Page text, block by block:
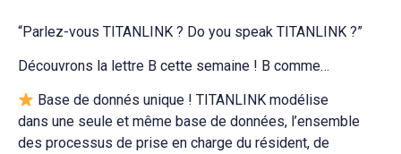
“Parlez-vous TITANLINK ? Do you speak TITANLINK ?”
Découvrons la lettre B cette semaine ! B comme…
Base de donnés unique ! TITANLINK modélise
dans une seule et même base de données, l’ensemble
des processus de prise en charge du résident, de